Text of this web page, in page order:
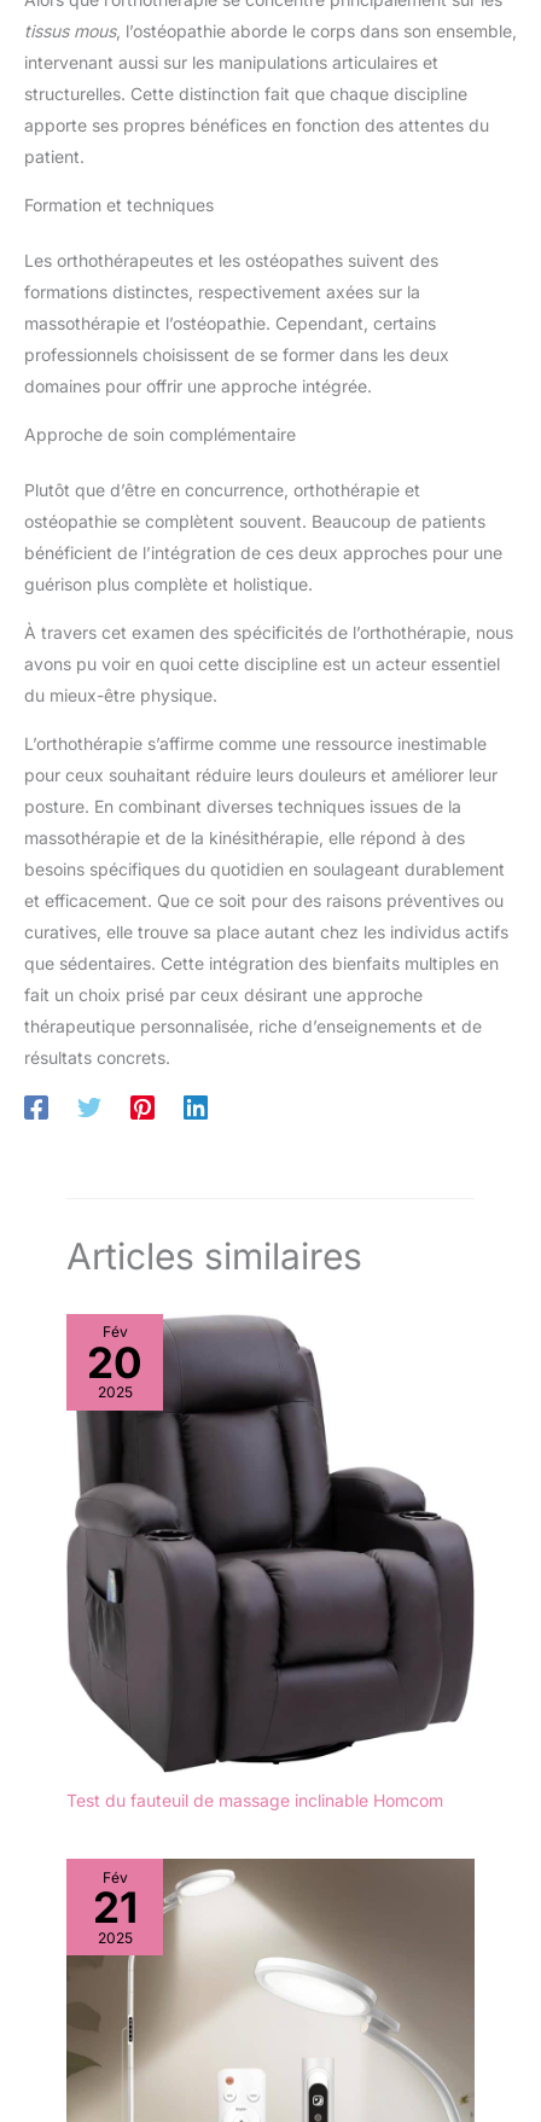
tissus mous, l’ostéopathie aborde le corps dans son ensemble,
intervenant aussi sur les manipulations articulaires et
structurelles. Cette distinction fait que chaque discipline
apporte ses propres bénéfices en fonction des attentes du
patient.
Formation et techniques
Les orthothérapeutes et les ostéopathes suivent des
formations distinctes, respectivement axées sur la
massothérapie et l’ostéopathie. Cependant, certains
professionnels choisissent de se former dans les deux
domaines pour offrir une approche intégrée.
Approche de soin complémentaire
Plutôt que d’être en concurrence, orthothérapie et
ostéopathie se complètent souvent. Beaucoup de patients
bénéficient de l’intégration de ces deux approches pour une
guérison plus complète et holistique.
À travers cet examen des spécificités de l’orthothérapie, nous
avons pu voir en quoi cette discipline est un acteur essentiel
du mieux-être physique.
L’orthothérapie s’affirme comme une ressource inestimable
pour ceux souhaitant réduire leurs douleurs et améliorer leur
posture. En combinant diverses techniques issues de la
massothérapie et de la kinésithérapie, elle répond à des
besoins spécifiques du quotidien en soulageant durablement
et efficacement. Que ce soit pour des raisons préventives ou
curatives, elle trouve sa place autant chez les individus actifs
que sédentaires. Cette intégration des bienfaits multiples en
fait un choix prisé par ceux désirant une approche
thérapeutique personnalisée, riche d’enseignements et de
résultats concrets.
Articles similaires
Fév
20
2025
Test du fauteuil de massage inclinable Homcom
Fév
21
2025